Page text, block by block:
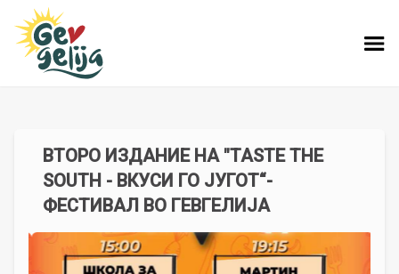
ВТОРО ИЗДАНИЕ НА "TASTE THE
SOUTH - ВКУСИ ГО ЈУГОТ“-
ФЕСТИВАЛ ВО ГЕВГЕЛИЈА